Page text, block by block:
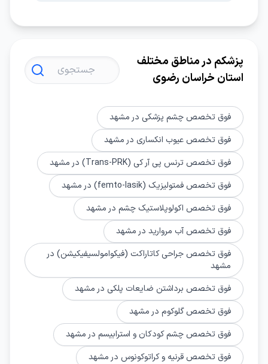
پزشکم در مناطق مختلف
استان خراسان رضوی
فوق تخصص چشم پزشکی در مشهد
فوق تخصص عیوب انکساری در مشهد
فوق تخصص ترنس پی آر کی (Trans-PRK) در مشهد
فوق تخصص فمتولیزیک (femto-lasik) در مشهد
فوق تخصص اکولوپلاستیک چشم در مشهد
فوق تخصص آب مروارید در مشهد
فوق تخصص جراحی کاتاراکت (فیکوامولسیفیکیشن) در
مشهد
فوق تخصص برداشتن ضایعات پلکی در مشهد
فوق تخصص گلوکوم در مشهد
فوق تخصص چشم کودکان و استرابیسم در مشهد
فوق تخصص قرنیه و کراتوکونوس در مشهد